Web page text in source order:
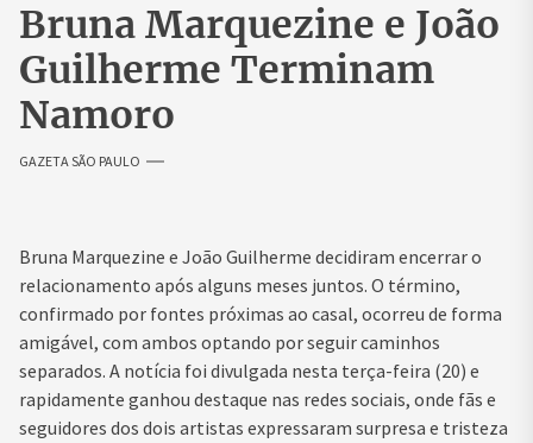
Bruna Marquezine e João
Guilherme Terminam
Namoro
GAZETA SÃO PAULO
Bruna Marquezine e João Guilherme decidiram encerrar o
relacionamento após alguns meses juntos. O término,
confirmado por fontes próximas ao casal, ocorreu de forma
amigável, com ambos optando por seguir caminhos
separados. A notícia foi divulgada nesta terça-feira (20) e
rapidamente ganhou destaque nas redes sociais, onde fãs e
seguidores dos dois artistas expressaram surpresa e tristeza